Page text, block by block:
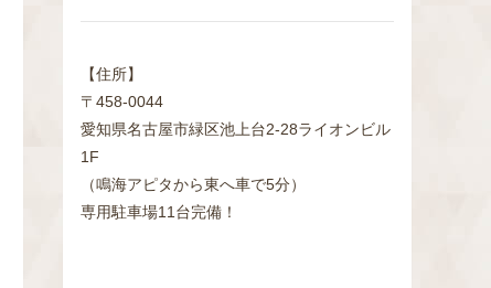
【住所】
〒458-0044
愛知県名古屋市緑区池上台2‐28ライオンビル
1F
（鳴海アピタから東へ車で5分）
専用駐車場11台完備！